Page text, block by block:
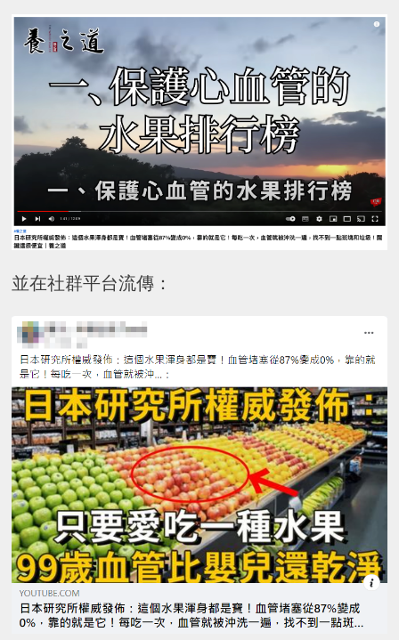
並在社群平台流傳：